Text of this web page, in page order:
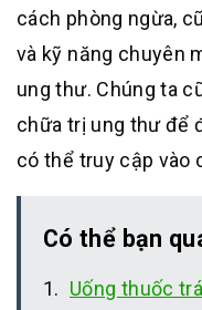
cách phòng ngừa,
và kỹ năng chuyên
ung thư. Chúng ta
chữa trị ung thư để
có thể truy cập vào
Có thể bạn
Uống thuốc